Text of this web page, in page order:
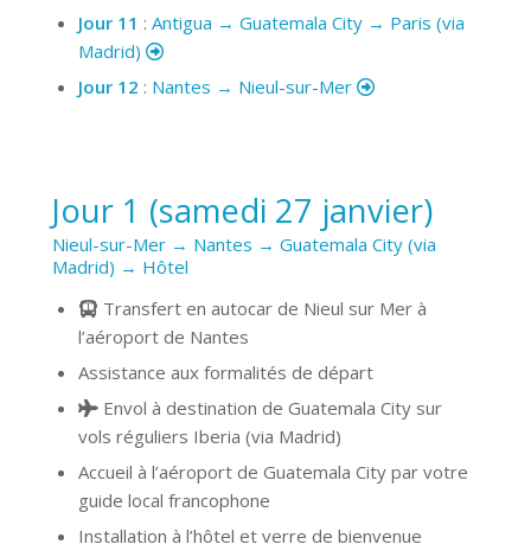
Jour 11 : Antigua → Guatemala City → Paris (via
Madrid)
Jour 12 : Nantes → Nieul-sur-Mer
Jour 1 (samedi 27 janvier)
Nieul-sur-Mer → Nantes → Guatemala City (via
Madrid) → Hôtel
Transfert en autocar de Nieul sur Mer à
l’aéroport de Nantes
Assistance aux formalités de départ
Envol à destination de Guatemala City sur
vols réguliers Iberia (via Madrid)
Accueil à l’aéroport de Guatemala City par votre
guide local francophone
Installation à l’hôtel et verre de bienvenue